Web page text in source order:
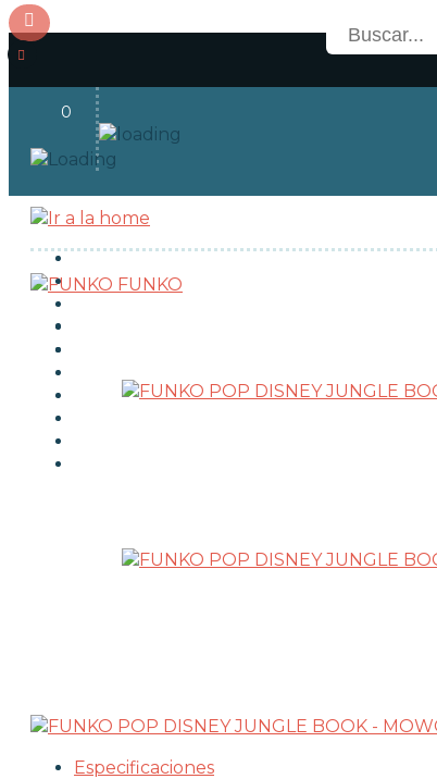
0
Acceso
FUNKO POP ANIMACIÓN
FUNKO POP DRAGON BALL
FUNKO POP EL SEÑOR DE
FUNKO POP HARRY POTTER
FUNKO
Especificaciones